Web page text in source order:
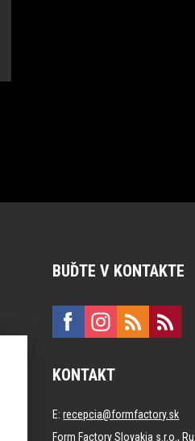
BUĎTE V KONTAKTE
KONTAKT
E:recepcia@formfactory.sk
Form Factory Slovakia s.r.o.,